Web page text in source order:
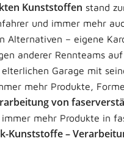
Kunststoffen stand
und immer mehr
– eigene
anderer Rennteams
Garage mit
mehr Produkte,
von
mehr Produkte in
Kunststoffe –